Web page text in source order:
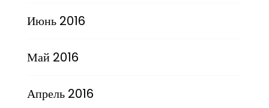
Июнь 2016
Май 2016
Апрель 2016